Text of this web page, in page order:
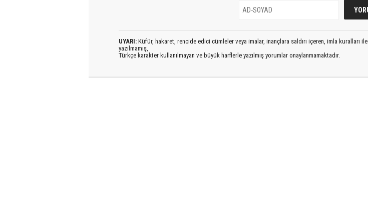
UYARI: Küfür, hakaret, rencide edici cümleler veya imalar, inançlara saldırı içeren, imla kuralları ile
yazılmamış,
Türkçe karakter kullanılmayan ve büyük harflerle yazılmış yorumlar onaylanmamaktadır.